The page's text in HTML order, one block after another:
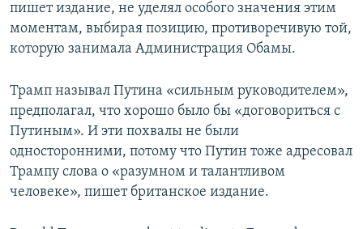
пишет издание, не уделял особого значения этим
моментам, выбирая позицию, противоречивую той,
которую занимала Администрация Обамы.
Трамп называл Путина «сильным руководителем»,
предполагал, что хорошо было бы «договориться с
Путиным». И эти похвалы не были
односторонними, потому что Путин тоже адресовал
Трампу слова о «разумном и талантливом
человеке», пишет британское издание.